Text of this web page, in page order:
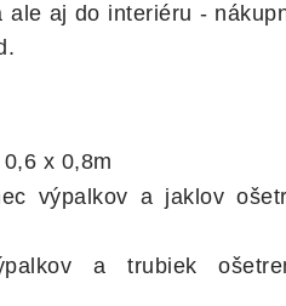
ale aj do interiéru -
x 0,8m
výpalkov a jaklov
a trubiek